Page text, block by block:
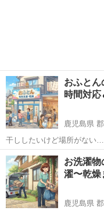
おふと
時間対応
鹿児島県
干ししたいけど場所がない…
「たまった洗濯…
鹿児島 鹿児島市 郡元
お洗濯物
濯〜乾燥
鹿児島県